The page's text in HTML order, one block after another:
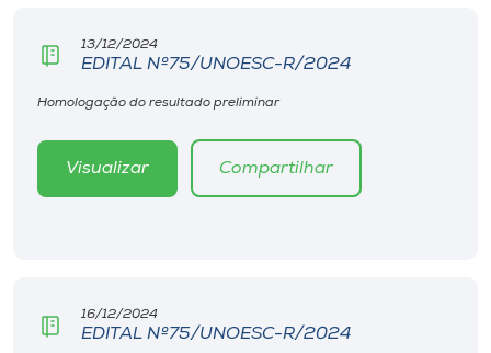
13/12/2024
EDITAL Nº75/UNOESC-R/2024
Homologação do resultado preliminar
Visualizar Compartilhar
16/12/2024
EDITAL Nº75/UNOESC-R/2024